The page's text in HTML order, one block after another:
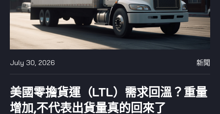
July 30, 2026 新聞
美國零擔貨運（LTL）需求回溫？重量
增加,不代表出貨量真的回來了